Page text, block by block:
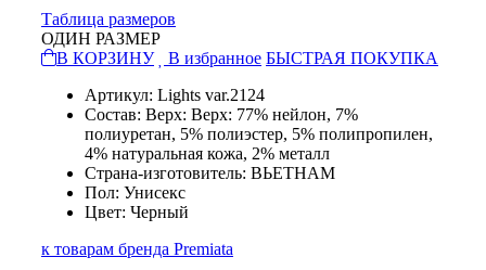
Таблица размеров
ОДИН РАЗМЕР
В КОРЗИНУ
В избранное БЫСТРАЯ ПОКУПКА
Артикул: Lights var.2124
Состав: Верх: Верх: 77% нейлон, 7%
полиуретан, 5% полиэстер, 5% полипропилен,
4% натуральная кожа, 2% металл
Страна-изготовитель: ВЬЕТНАМ
Пол: Унисекс
Цвет: Черный
к товарам бренда Premiata